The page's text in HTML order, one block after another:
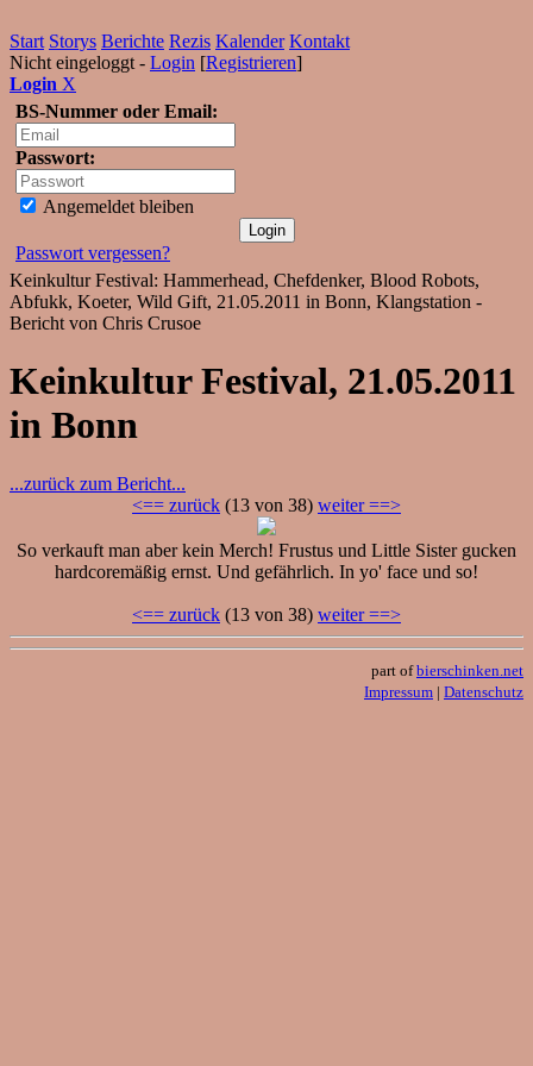
Start Storys Berichte Rezis Kalender Kontakt
Nicht eingeloggt - Login [Registrieren]
Login X
BS-Nummer oder Email:
Passwort:
Angemeldet bleiben
Passwort vergessen?
Keinkultur Festival: Hammerhead, Chefdenker, Blood Robots,
Abfukk, Koeter, Wild Gift, 21.05.2011 in Bonn, Klangstation -
Bericht von Chris Crusoe
Keinkultur Festival, 21.05.2011
in Bonn
...zurück zum Bericht...
<== zurück (13 von 38) weiter ==>
So verkauft man aber kein Merch! Frustus und Little Sister gucken
hardcoremäßig ernst. Und gefährlich. In yo' face und so!
<== zurück (13 von 38) weiter ==>
part ofbierschinken.net
Impressum | Datenschutz